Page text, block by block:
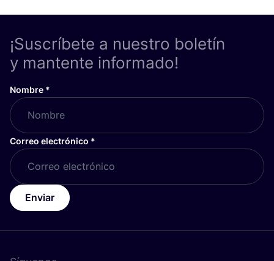
¡Suscríbete a nuestro boletín
y mantente informado!
Nombre *
Correo electrónico *
Enviar